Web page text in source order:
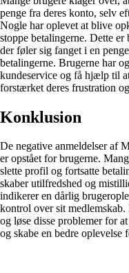
penge fra deres konto, selv
Nogle har oplevet at blive
stoppe betalingerne. Dette
der føler sig fanget i en
betalingerne. Brugerne har
kundeservice og få hjælp til
forstærket deres frustration
Konklusion
De negative anmeldelser af
er opstået for brugerne.
slette profil og fortsatte
skaber utilfredshed og
indikerer en dårlig
kontrol over sit
og løse disse problemer for
og skabe en bedre oplevelse